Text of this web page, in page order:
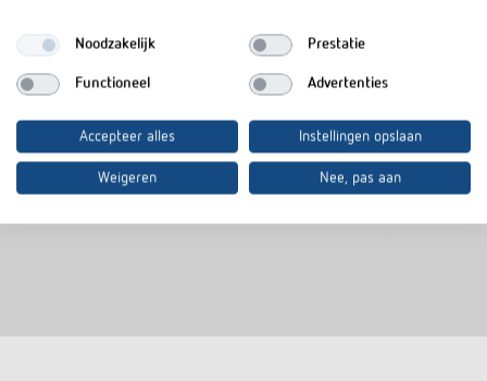
Afdekraam, kleurneutraal
Ontworpen voor Berker S.1
Noodzakelijk Prestatie
Functioneel Advertenties
Accepteer alles Instellingen opslaan
Weigeren Nee, pas aan